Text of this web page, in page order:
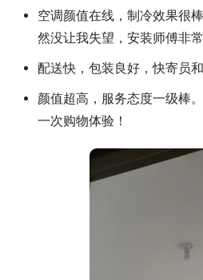
空调颜值在线，制冷效果很
然没让我失望，安装师傅非
配送快，包装良好，快寄员
颜值超高，服务态度一级棒
一次购物体验！